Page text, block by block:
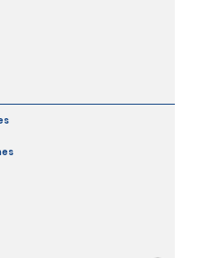
[María Isabel Ruiz Burgos]
[María Isabel Ruiz Burgos]
Burgos]